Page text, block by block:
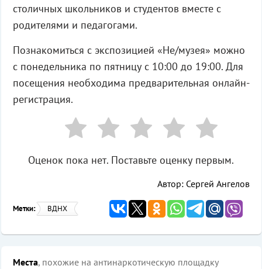
столичных школьников и студентов вместе с
родителями и педагогами.
Познакомиться с экспозицией «Не/музея» можно
с понедельника по пятницу с 10:00 до 19:00. Для
посещения необходима предварительная онлайн-
регистрация.
Оценок пока нет. Поставьте оценку первым.
Автор: Сергей Ангелов
Метки: ВДНХ
Места, похожие на антинаркотическую площадку